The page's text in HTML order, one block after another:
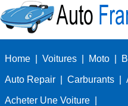
Home Voitures Moto
Auto Repair Carburants
Acheter Une Voiture